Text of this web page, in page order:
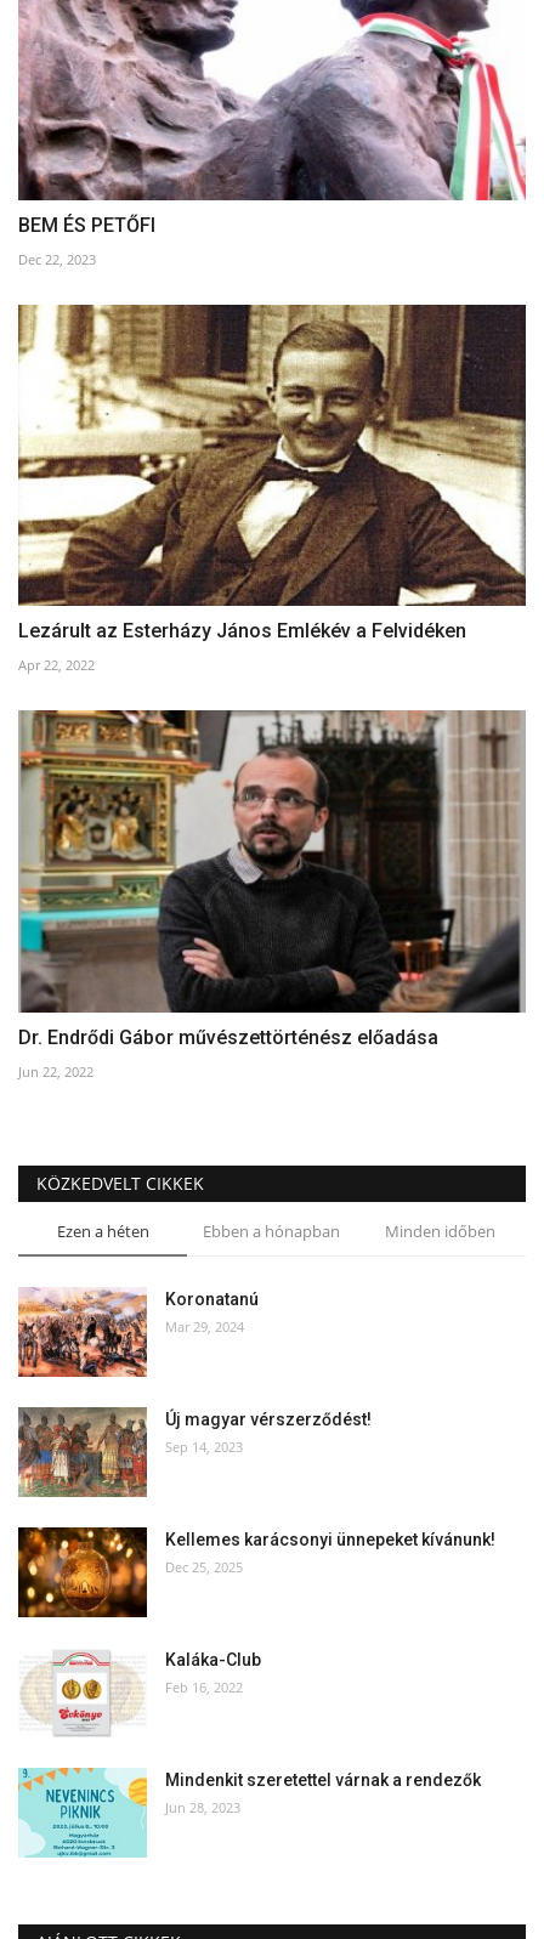
BEM ÉS PETŐFI
Dec 22, 2023
Lezárult az Esterházy János Emlékév a Felvidéken
Apr 22, 2022
Dr. Endrődi Gábor művészettörténész előadása
Jun 22, 2022
KÖZKEDVELT CIKKEK
Ezen a héten Ebben a hónapban Minden időben
Koronatanú
Mar 29, 2024
Új magyar vérszerződést!
Sep 14, 2023
Kellemes karácsonyi ünnepeket kívánunk!
Dec 25, 2025
Kaláka-Club
Feb 16, 2022
Mindenkit szeretettel várnak a rendezők
Jun 28, 2023